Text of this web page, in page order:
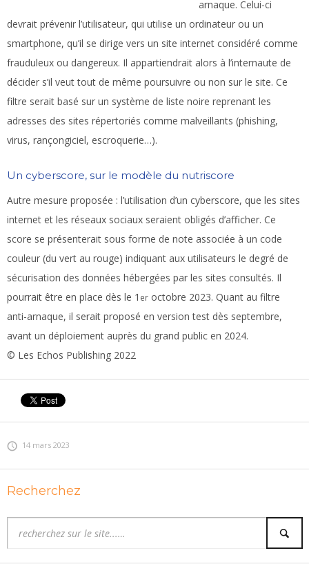
arnaque. Celui-ci
devrait prévenir l’utilisateur, qui utilise un ordinateur ou un
smartphone, qu’il se dirige vers un site internet considéré comme
frauduleux ou dangereux. Il appartiendrait alors à l’internaute de
décider s’il veut tout de même poursuivre ou non sur le site. Ce
filtre serait basé sur un système de liste noire reprenant les
adresses des sites répertoriés comme malveillants (phishing,
virus, rançongiciel, escroquerie…).
Un cyberscore, sur le modèle du nutriscore
Autre mesure proposée : l’utilisation d’un cyberscore, que les sites
internet et les réseaux sociaux seraient obligés d’afficher. Ce
score se présenterait sous forme de note associée à un code
couleur (du vert au rouge) indiquant aux utilisateurs le degré de
sécurisation des données hébergées par les sites consultés. Il
pourrait être en place dès le 1 er octobre 2023. Quant au filtre
anti-arnaque, il serait proposé en version test dès septembre,
avant un déploiement auprès du grand public en 2024.
© Les Echos Publishing 2022
14 mars 2023
Recherchez